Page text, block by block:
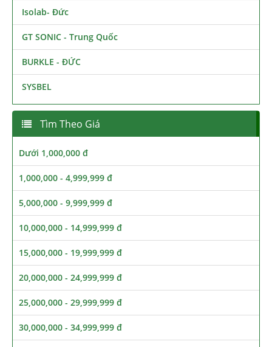
Isolab- Đức
GT SONIC - Trung Quốc
BURKLE - ĐỨC
SYSBEL
Tìm Theo Giá
Dưới 1,000,000 đ
1,000,000 - 4,999,999 đ
5,000,000 - 9,999,999 đ
10,000,000 - 14,999,999 đ
15,000,000 - 19,999,999 đ
20,000,000 - 24,999,999 đ
25,000,000 - 29,999,999 đ
30,000,000 - 34,999,999 đ